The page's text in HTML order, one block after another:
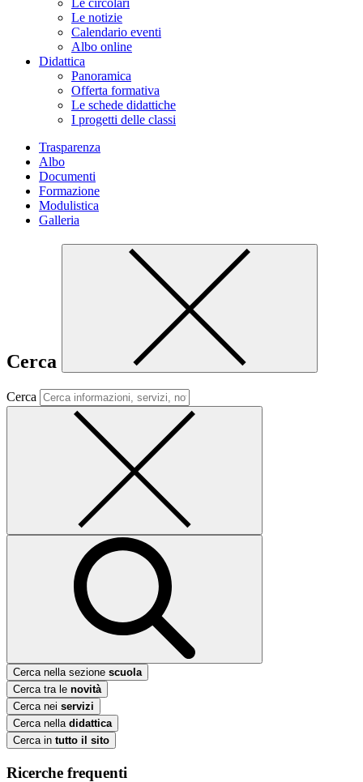
Le circolari
Le notizie
Calendario eventi
Albo online
Didattica
Panoramica
Offerta formativa
Le schede didattiche
I progetti delle classi
Trasparenza
Albo
Documenti
Formazione
Modulistica
Galleria
Cerca
Cerca
Cerca nella sezione scuola
Cerca tra le novità
Cerca nei servizi
Cerca nella didattica
Cerca in tutto il sito
Ricerche frequenti